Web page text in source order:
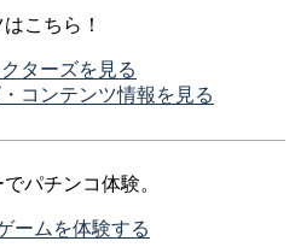
こちら！
ターズを見る
コンテンツ情報を見る
パチンコ体験。
ームを体験する